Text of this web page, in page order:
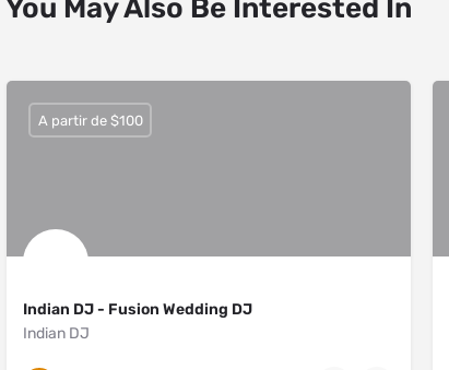
You May Also Be Interested In
Indian DJ - Fusion Wedding DJ
Indian DJ
A partir de $100